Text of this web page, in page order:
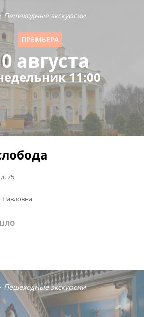
Пешеходные экскурсии
ПРЕМЬЕРА
августа
11:00
75
Павловна
Пешеходные экскурсии